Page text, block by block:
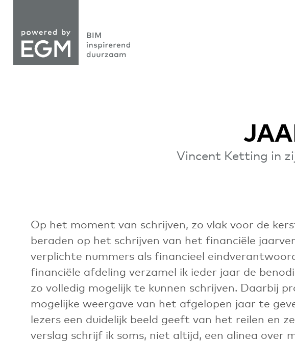
Vincent Ketting in
Op het moment van schrijven, zo vlak voor de
beraden op het schrijven van het financiële
verplichte nummers als financieel
financiële afdeling verzamel ik ieder jaar de
zo volledig mogelijk te kunnen schrijven. Daarbij
mogelijke weergave van het afgelopen jaar te
lezers een duidelijk beeld geeft van het reilen en
verslag schrijf ik soms, niet altijd, een alinea over